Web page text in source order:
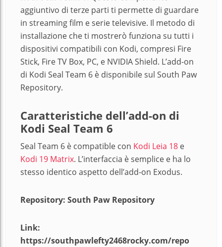
aggiuntivo di terze parti ti permette di guardare
in streaming film e serie televisive. Il metodo di
installazione che ti mostrerò funziona su tutti i
dispositivi compatibili con Kodi, compresi Fire
Stick, Fire TV Box, PC, e NVIDIA Shield. L’add-on
di Kodi Seal Team 6 è disponibile sul South Paw
Repository.
Caratteristiche dell’add-on di
Kodi Seal Team 6
Seal Team 6 è compatible con Kodi Leia 18 e
Kodi 19 Matrix. L’interfaccia è semplice e ha lo
stesso identico aspetto dell’add-on Exodus.
Repository: South Paw Repository
Link:
https://southpawlefty2468rocky.com/repo